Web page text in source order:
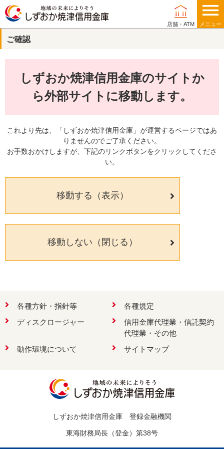
店舗・ATM メニュー
法人・事業主のお客さま
当金庫について
お問い合わせ
ご確認
しずおか焼津信用金庫のサイトか
ら外部サイトに移動します。
これより先は、「しずおか焼津信用金庫」が運営するページではあ
りませんのでご了承ください。
お手数おかけしますが、下記のリンクボタンをクリックしてくださ
い。
移動する（表示）
移動しない（閉じる）
各種方針・指針等
各種規定
ディスクロージャー
信用金庫代理業・信託契約
代理業・その他
動作環境について
サイトマップ
しずおか焼津信用金庫 登録金融機関
東海財務局長（登金）第38号